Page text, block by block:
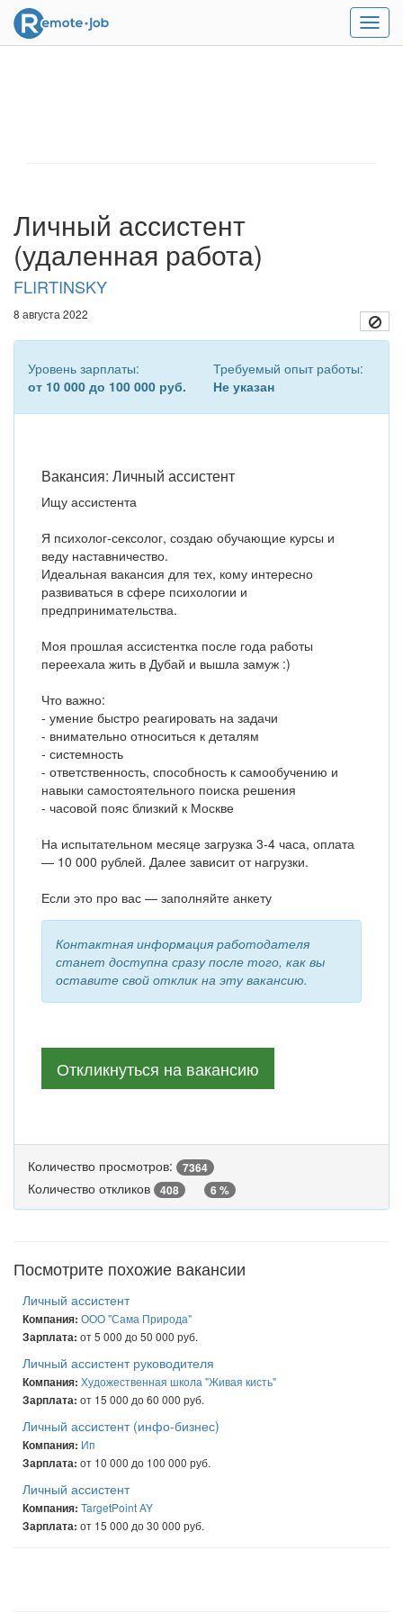
Меню
Личный ассистент
(удаленная работа)
FLIRTINSKY
8 августа 2022
Уровень зарплаты:
от 10 000 до 100 000 руб.
Требуемый опыт работы:
Не указан
Вакансия: Личный ассистент
️Ищу ассистента
Я психолог-сексолог, создаю обучающие курсы и
веду наставничество.
Идеальная вакансия для тех, кому интересно
развиваться в сфере психологии и
предпринимательства.
Моя прошлая ассистентка после года работы
переехала жить в Дубай и вышла замуж :)
Что важно:
- умение быстро реагировать на задачи
- внимательно относиться к деталям
- системность
- ответственность, способность к самообучению и
навыки самостоятельного поиска решения
- часовой пояс близкий к Москве
На испытательном месяце загрузка 3-4 часа, оплата
— 10 000 рублей. Далее зависит от нагрузки.
Если это про вас — заполняйте анкету
Контактная информация работодателя
станет доступна сразу после того, как вы
оставите свой отклик на эту вакансию.
Откликнуться на вакансию
Количество просмотров: 7364
Количество откликов 408 6 %
Посмотрите похожие вакансии
Личный ассистент
Компания: ООО "Сама Природа"
Зарплата: от 5 000 до 50 000 руб.
Личный ассистент руководителя
Компания: Художественная школа "Живая кисть"
Зарплата: от 15 000 до 60 000 руб.
Личный ассистент (инфо-бизнес)
Компания: Ип
Зарплата: от 10 000 до 100 000 руб.
Личный ассистент
Компания: TargetPoint AY
Зарплата: от 15 000 до 30 000 руб.